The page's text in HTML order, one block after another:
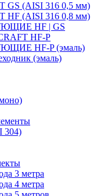
GS (AISI 316 0,5 мм)
HF (AISI 316 0,8 мм)
HF | GS
HF-P
HF-P (эмаль)
(эмаль)
304)
3 метра
4 метра